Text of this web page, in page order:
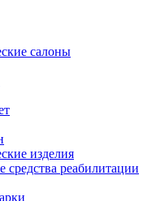
салоны
изделия
средства реабилитации